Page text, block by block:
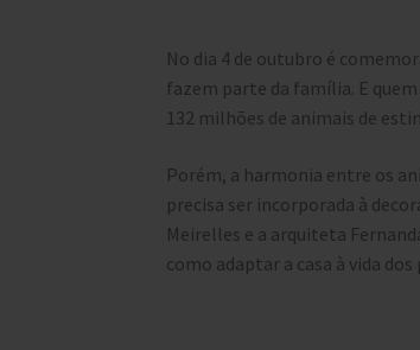
No dia 4 de outubro é
fazem parte da família. E
132 milhões de animais de
Porém, a harmonia entre os
precisa ser incorporada à
Meirelles e a arquiteta
como adaptar a casa à vida dos